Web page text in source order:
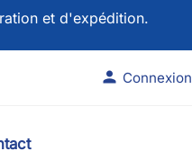
et d'expédition.
 Connexion